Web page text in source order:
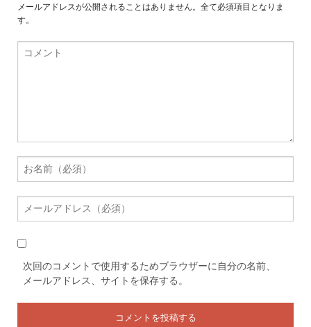
メールアドレスが公開されることはありません。全て必須項目となりま
す。
次回のコメントで使用するためブラウザーに自分の名前、
メールアドレス、サイトを保存する。